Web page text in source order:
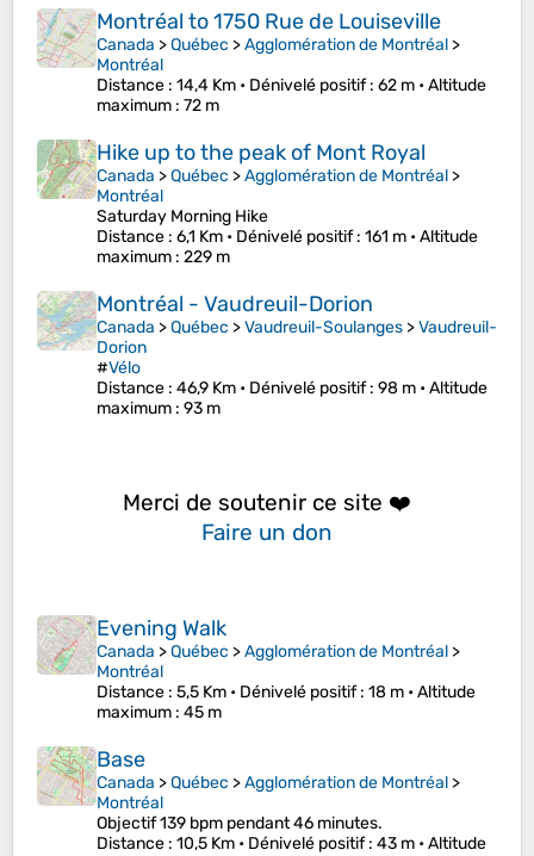
Montréal to 1750 Rue de Louiseville
Canada >Québec >Agglomération de Montréal >
Montréal
Distance : 14,4 Km • Dénivelé positif: 62 m •Altitude
maximum : 72 m
Hike up to the peak of Mont Royal
Canada >Québec >Agglomération de Montréal >
Montréal
Saturday Morning Hike
Distance : 6,1 Km • Dénivelé positif: 161 m •Altitude
maximum : 229 m
Montréal - Vaudreuil-Dorion
Canada >Québec >Vaudreuil-Soulanges >Vaudreuil-
Dorion
#Vélo
Distance : 46,9 Km • Dénivelé positif: 98 m •Altitude
maximum : 93 m
Merci de soutenir ce site ❤️
Faire un don
Evening Walk
Canada >Québec >Agglomération de Montréal >
Montréal
Distance : 5,5 Km • Dénivelé positif: 18 m •Altitude
maximum : 45 m
Base
Canada >Québec >Agglomération de Montréal >
Montréal
Objectif 139 bpm pendant 46 minutes.
Distance : 10,5 Km • Dénivelé positif: 43 m •Altitude